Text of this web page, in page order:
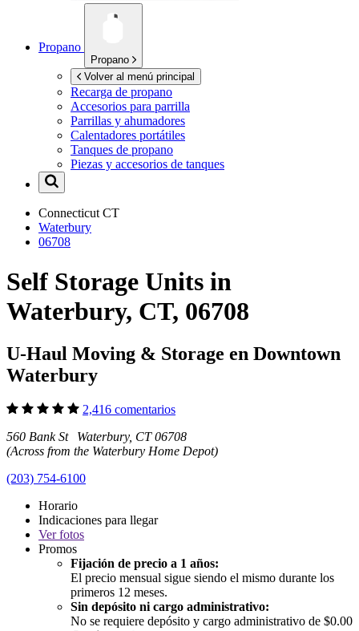
Propano
Propano
Volver al menú principal
Recarga de propano
Accesorios para parrilla
Parrillas y ahumadores
Calentadores portátiles
Tanques de propano
Piezas y accesorios de tanques
Connecticut CT
Waterbury
06708
Self Storage Units in
Waterbury, CT, 06708
U-Haul Moving & Storage en Downtown
Waterbury
2,416 comentarios
560 Bank St Waterbury, CT 06708
(Across from the Waterbury Home Depot)
(203) 754-6100
Horario
Indicaciones para llegar
Verfotos
Promos
Fijación de precio a 1 años:
El precio mensual sigue siendo el mismo durante los
primeros 12 meses.
Sin depósito ni cargo administrativo:
No se requiere depósito y cargo administrativo de $0.00